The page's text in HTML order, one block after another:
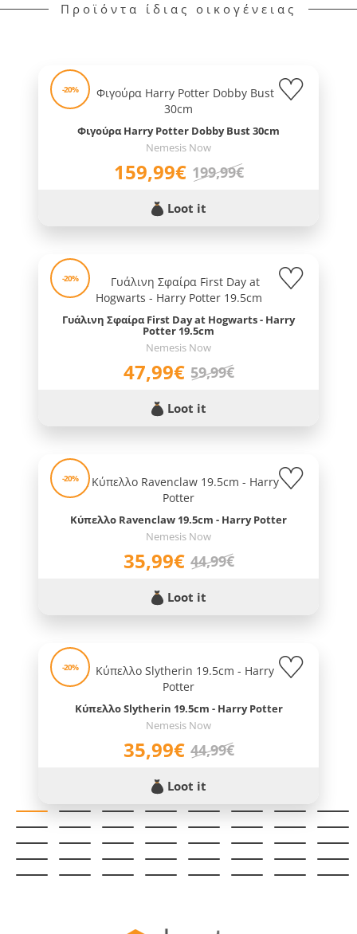
Προϊόντα ίδιας οικογένειας
-20%
Φιγούρα Harry Potter Dobby Bust 30cm
Nemesis Now
159,99€ 199,99€
Loot it
-20%
Γυάλινη Σφαίρα First Day at Hogwarts - Harry
Potter 19.5cm
Nemesis Now
47,99€ 59,99€
Loot it
-20%
Κύπελλο Ravenclaw 19.5cm - Harry Potter
Nemesis Now
35,99€ 44,99€
Loot it
-20%
Κύπελλο Slytherin 19.5cm - Harry Potter
Nemesis Now
35,99€ 44,99€
Loot it